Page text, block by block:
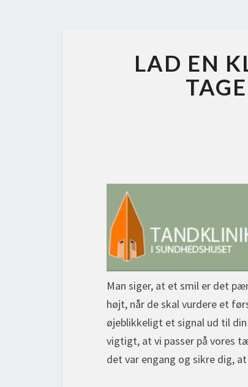
LAD EN
Man siger, at et smil er det
højt, når de skal vurdere et
øjeblikkeligt et signal ud til
vigtigt, at vi passer på vores
det var engang og sikre dig,